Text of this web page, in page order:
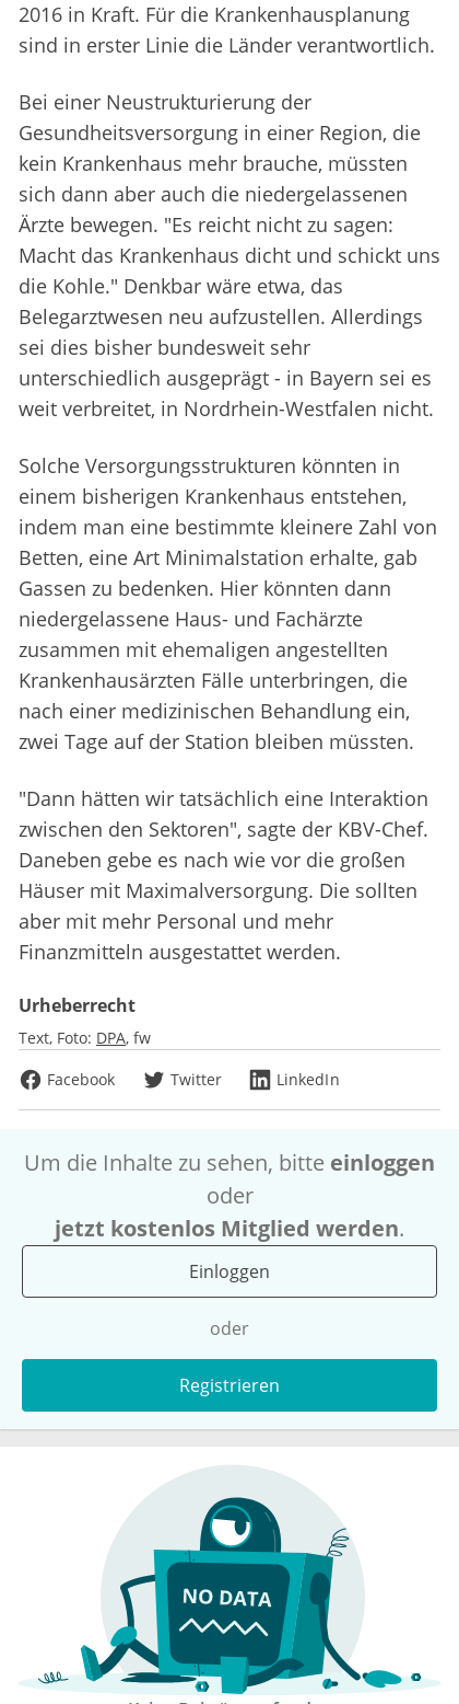
2016 in Kraft. Für die Krankenhausplanung
sind in erster Linie die Länder verantwortlich.
Bei einer Neustrukturierung der
Gesundheitsversorgung in einer Region, die
kein Krankenhaus mehr brauche, müssten
sich dann aber auch die niedergelassenen
Ärzte bewegen. "Es reicht nicht zu sagen:
Macht das Krankenhaus dicht und schickt uns
die Kohle." Denkbar wäre etwa, das
Belegarztwesen neu aufzustellen. Allerdings
sei dies bisher bundesweit sehr
unterschiedlich ausgeprägt - in Bayern sei es
weit verbreitet, in Nordrhein-Westfalen nicht.
Solche Versorgungsstrukturen könnten in
einem bisherigen Krankenhaus entstehen,
indem man eine bestimmte kleinere Zahl von
Betten, eine Art Minimalstation erhalte, gab
Gassen zu bedenken. Hier könnten dann
niedergelassene Haus- und Fachärzte
zusammen mit ehemaligen angestellten
Krankenhausärzten Fälle unterbringen, die
nach einer medizinischen Behandlung ein,
zwei Tage auf der Station bleiben müssten.
"Dann hätten wir tatsächlich eine Interaktion
zwischen den Sektoren", sagte der KBV-Chef.
Daneben gebe es nach wie vor die großen
Häuser mit Maximalversorgung. Die sollten
aber mit mehr Personal und mehr
Finanzmitteln ausgestattet werden.
Urheberrecht
Text, Foto: DPA fw
Facebook
Twitter LinkedIn
Um die Inhalte zu sehen, bitte einloggen
oder
jetzt kostenlos Mitglied werden.
Einloggen
oder
Registrieren